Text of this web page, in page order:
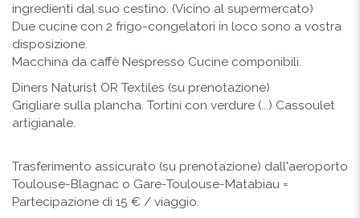
ingredienti dal suo cestino. (Vicino al supermercato)
Due cucine con 2 frigo-congelatori in loco sono a vostra
disposizione.
Macchina da caffè Nespresso Cucine componibili.
Diners Naturist OR Textiles (su prenotazione)
Grigliare sulla plancha. Tortini con verdure (...) Cassoulet
artigianale.
Trasferimento assicurato (su prenotazione) dall'aeroporto
Toulouse-Blagnac o Gare-Toulouse-Matabiau =
Partecipazione di 15 € / viaggio.